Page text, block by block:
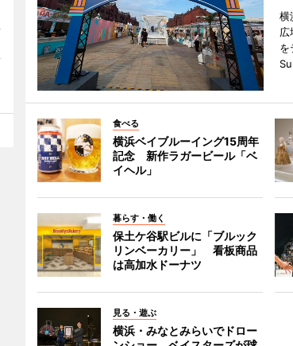
横
広
を
食べる
横浜ベイブルーイング15周年
記念 新作ラガービール「ベ
イヘル」
暮らす・働く
保土ケ谷駅ビルに「ブルック
リンベーカリー」 看板商品
は高加水ドーナツ
見る・遊ぶ
横浜・みなとみらいでドロー